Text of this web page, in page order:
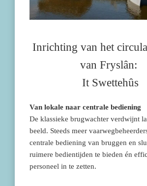
Inrichting van het
van Fryslân:
It Swettehûs
Van lokale naar centrale bediening
De klassieke brugwachter verdwijnt
beeld. Steeds meer
centrale bediening van bruggen en
ruimere bedientijden te bieden én
personeel in te